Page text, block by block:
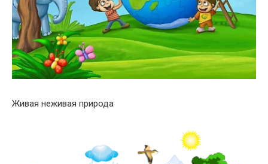
Живая неживая природа